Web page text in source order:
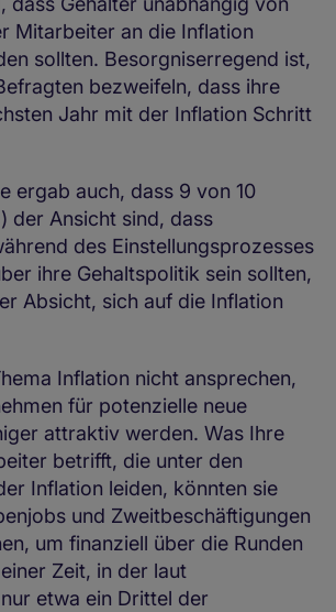
Mitarbeiter an die Inflation
sollten. Besorgniserregend ist,
bezweifeln, dass ihre
Jahr mit der Inflation Schritt
ergab auch, dass 9 von 10
der Ansicht sind, dass
des Einstellungsprozesses
ihre Gehaltspolitik sein sollten,
Absicht, sich auf die Inflation
Inflation nicht ansprechen,
für potenzielle neue
attraktiv werden. Was Ihre
betrifft, die unter den
Inflation leiden, könnten sie
und Zweitbeschäftigungen
um finanziell über die Runden
Zeit, in der laut
etwa ein Drittel der